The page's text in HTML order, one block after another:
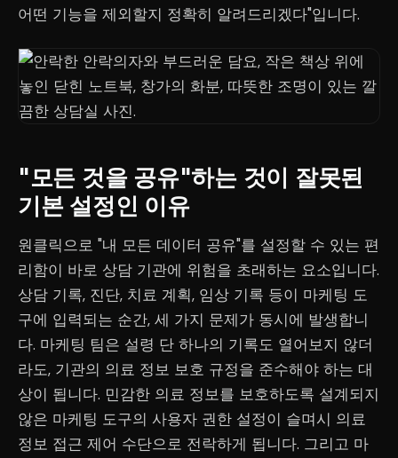
어떤 기능을 제외할지 정확히 알려드리겠다"입니다.
"모든 것을 공유"하는 것이 잘못된
기본 설정인 이유
원클릭으로 "내 모든 데이터 공유"를 설정할 수 있는 편
리함이 바로 상담 기관에 위험을 초래하는 요소입니다.
상담 기록, 진단, 치료 계획, 임상 기록 등이 마케팅 도
구에 입력되는 순간, 세 가지 문제가 동시에 발생합니
다. 마케팅 팀은 설령 단 하나의 기록도 열어보지 않더
라도, 기관의 의료 정보 보호 규정을 준수해야 하는 대
상이 됩니다. 민감한 의료 정보를 보호하도록 설계되지
않은 마케팅 도구의 사용자 권한 설정이 슬며시 의료
정보 접근 제어 수단으로 전락하게 됩니다. 그리고 마